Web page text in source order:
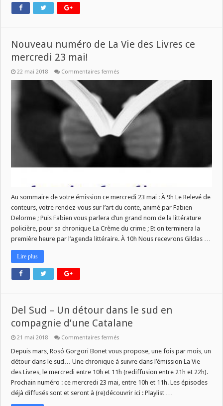
Nouveau numéro de La Vie des Livres ce
mercredi 23 mai!
22 mai 2018 Commentaires fermés
Vie
des
Livres
mercredi
23
Au sommaire de votre émission ce mercredi 23 mai : À 9h Le Relevé de
conteurs, votre rendez-vous sur l’art du conte, animé par Fabien
Delorme ; Puis Fabien vous parlera d’un grand nom de la littérature
policière, pour sa chronique La Crème du crime ; Et on terminera la
première heure par l’agenda littéraire. À 10h Nous recevrons Gildas …
Lire plus
Del Sud – Un détour dans le sud en
compagnie d’une Catalane
21 mai 2018 Commentaires fermés
Sud
Un
détour
dans
le
en
Depuis mars, Rosó Gorgori Bonet vous propose, une fois par mois, un
détour dans le sud… Une chronique à suivre dans l’émission La Vie
des Livres, le mercredi entre 10h et 11h (rediffusion entre 21h et 22h).
Prochain numéro : ce mercredi 23 mai, entre 10h et 11h. Les épisodes
déjà diffusés sont et seront à (re)découvrir ici : Playlist …